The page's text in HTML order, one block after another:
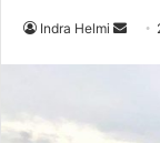
Indra Helmi
Send